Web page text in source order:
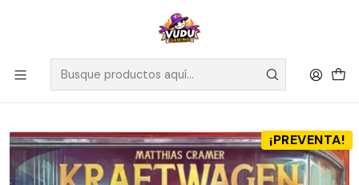
🚀 ¡Despachamos a todo Chile! Envío GRATIS a Regiones sobre
$100.000 y a RM sobre $35.000
Inicio Preventas
Preventa - Kraftwagen: Age of Engineering + Tokens Deluxe -
Español
¡PREVENTA!